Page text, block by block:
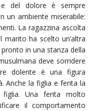
e del dolore è sempre
un ambiente miserabile:
La ragazzina ascolta
ha scelto un’altra
in una stanza della
deve sorridere
dolente è una figura
Anche la figlia e ferita la
Una ferita molto
il comportamento